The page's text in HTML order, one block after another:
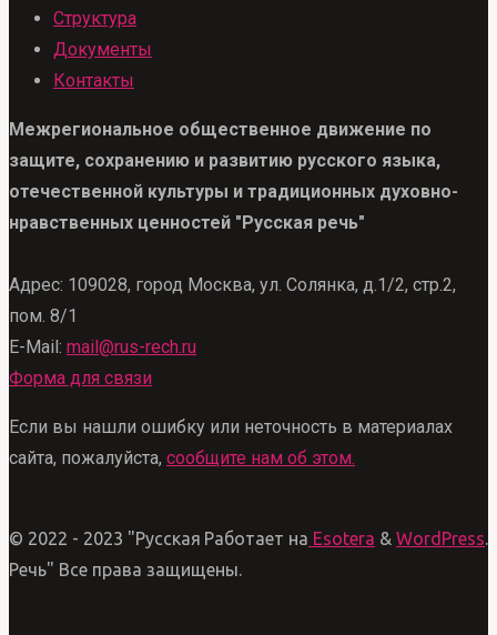
Структура
Документы
Контакты
Межрегиональное общественное движение по
защите, сохранению и развитию русского языка,
отечественной культуры и традиционных духовно-
нравственных ценностей "Русская речь"
Адрес: 109028, город Москва, ул. Солянка, д.1/2, стр.2,
пом. 8/1
E-Mail: mail@rus-rech.ru
Форма для связи
Если вы нашли ошибку или неточность в материалах
сайта, пожалуйста, сообщите нам об этом.
Работает на Esotera & WordPress.
© 2022 - 2023 "Русская
Речь" Все права защищены.